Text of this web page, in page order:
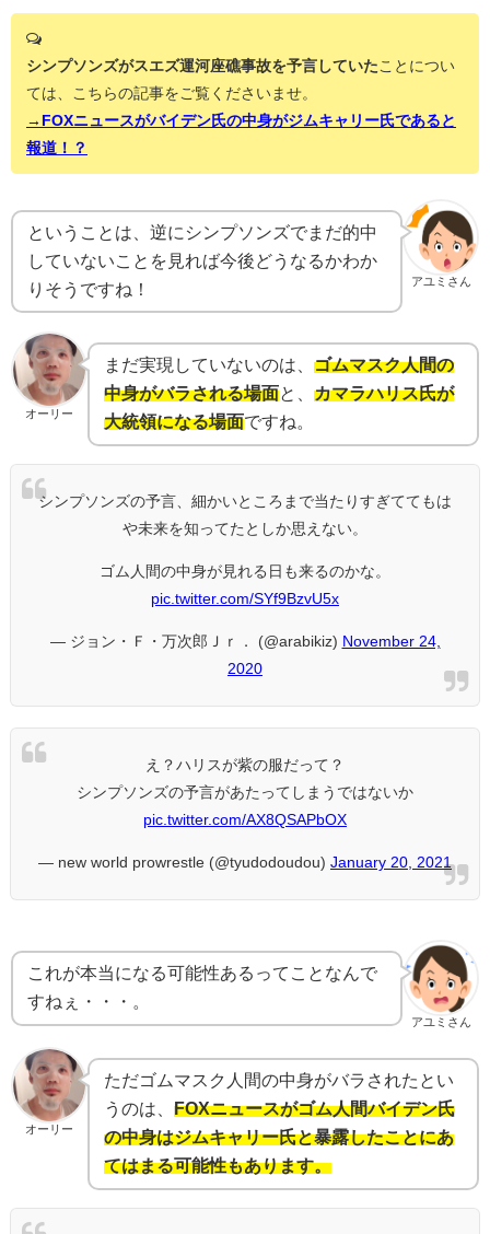
シンプソンズがスエズ運河座礁事故を予言していた ことについ
ては、こちらの記事をご覧くださいませ。
→FOXニュースがバイデン氏の中身がジムキャリー氏であると
報道！？
アユミさん
ということは、逆にシンプソンズでまだ的中
していないことを見れば今後どうなるかわか
りそうですね！
オーリー
まだ実現していないのは、 ゴムマスク人間の
中身がバラされる場面と、 カマラハリス氏が
大統領になる場面ですね。
シンプソンズの予言、細かいところまで当たりすぎててもは
や未来を知ってたとしか思えない。
ゴム人間の中身が見れる日も来るのかな。
pic.twitter.com/SYf9BzvU5x
— ジョン・Ｆ・万次郎Ｊｒ． (@arabikiz) November 24,
2020
え？ハリスが紫の服だって？
シンプソンズの予言があたってしまうではないか
pic.twitter.com/AX8QSAPbOX
— new world prowrestle (@tyudodoudou) January 20, 2021
アユミさん
これが本当になる可能性あるってことなんで
すねぇ・・・。
オーリー
ただゴムマスク人間の中身がバラされたとい
うのは、 FOXニュースがゴム人間バイデン氏
の中身はジムキャリー氏と暴露したことにあ
てはまる可能性もあります。